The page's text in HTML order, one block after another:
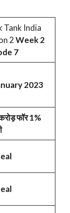
Tank India
2Week 2
7
2023
फॉर 1%